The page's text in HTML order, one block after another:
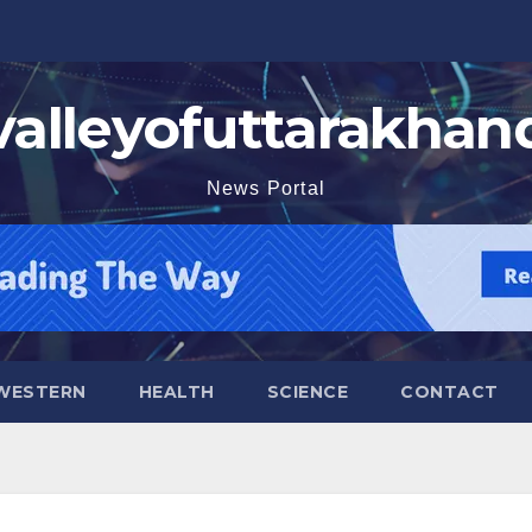
News Portal
HEALTH SCIENCE CONTACT